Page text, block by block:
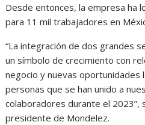
Desde entonces, la empresa ha
para 11 mil trabajadores en
“La integración de dos grandes
un símbolo de crecimiento con
negocio y nuevas oportunidades
personas que se han unido a
colaboradores durante el 2023”,
presidente de Mondelez.